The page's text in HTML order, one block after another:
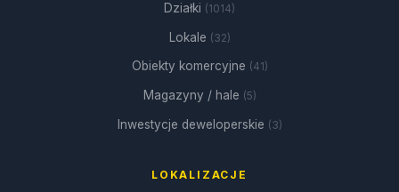
Działki (1014)
Lokale (32)
Obiekty komercyjne (41)
Magazyny / hale (5)
Inwestycje deweloperskie (3)
LOKALIZACJE